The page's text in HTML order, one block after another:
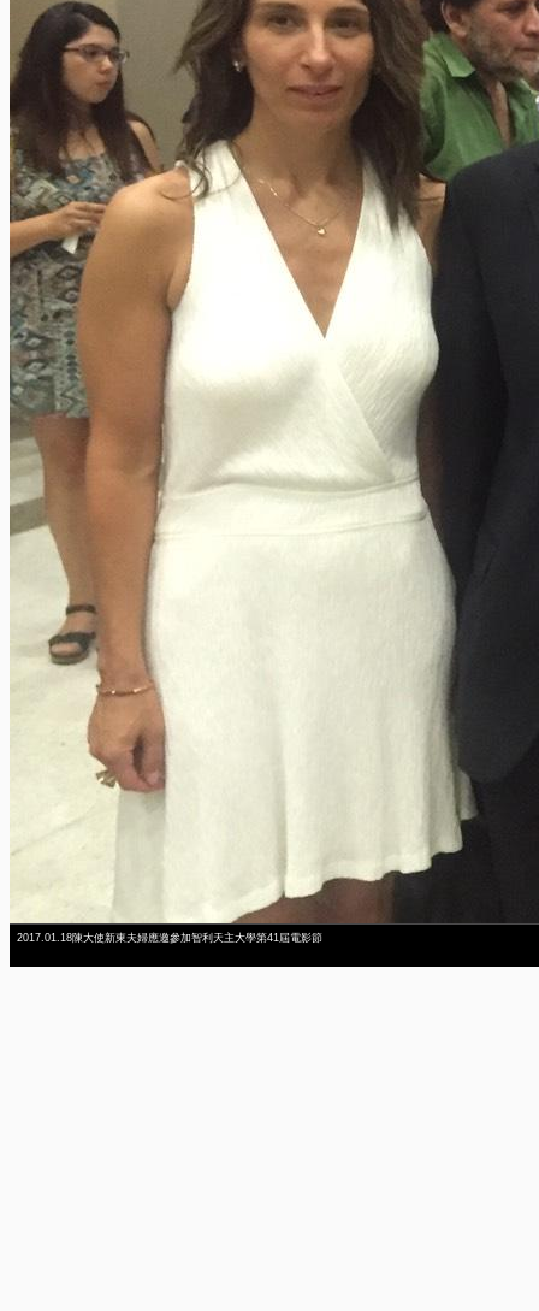
2017.01.18陳大使新東夫婦應邀參加智利天主大學第41屆電影節